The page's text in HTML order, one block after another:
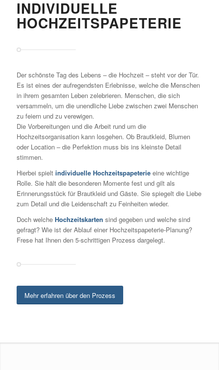
INDIVIDUELLE
HOCHZEITSPAPETERIE
Der schönste Tag des Lebens – die Hochzeit – steht vor der Tür.
Es ist eines der aufregendsten Erlebnisse, welche die Menschen
in ihrem gesamten Leben zelebrieren. Menschen, die sich
versammeln, um die unendliche Liebe zwischen zwei Menschen
zu feiern und zu verewigen.
Die Vorbereitungen und die Arbeit rund um die
Hochzeitsorganisation kann losgehen. Ob Brautkleid, Blumen
oder Location – die Perfektion muss bis ins kleinste Detail
stimmen.
Hierbei spielt individuelle Hochzeitspapeterieeine wichtige
Rolle. Sie hält die besonderen Momente fest und gilt als
Erinnerungsstück für Brautkleid und Gäste. Sie spiegelt die Liebe
zum Detail und die Leidenschaft zu Feinheiten wieder.
Doch welche Hochzeitskarten sind gegeben und welche sind
gefragt? Wie ist der Ablauf einer Hochzeitspapeterie-Planung?
Frese hat Ihnen den 5-schrittigen Prozess dargelegt.
Mehr erfahren über den Prozess